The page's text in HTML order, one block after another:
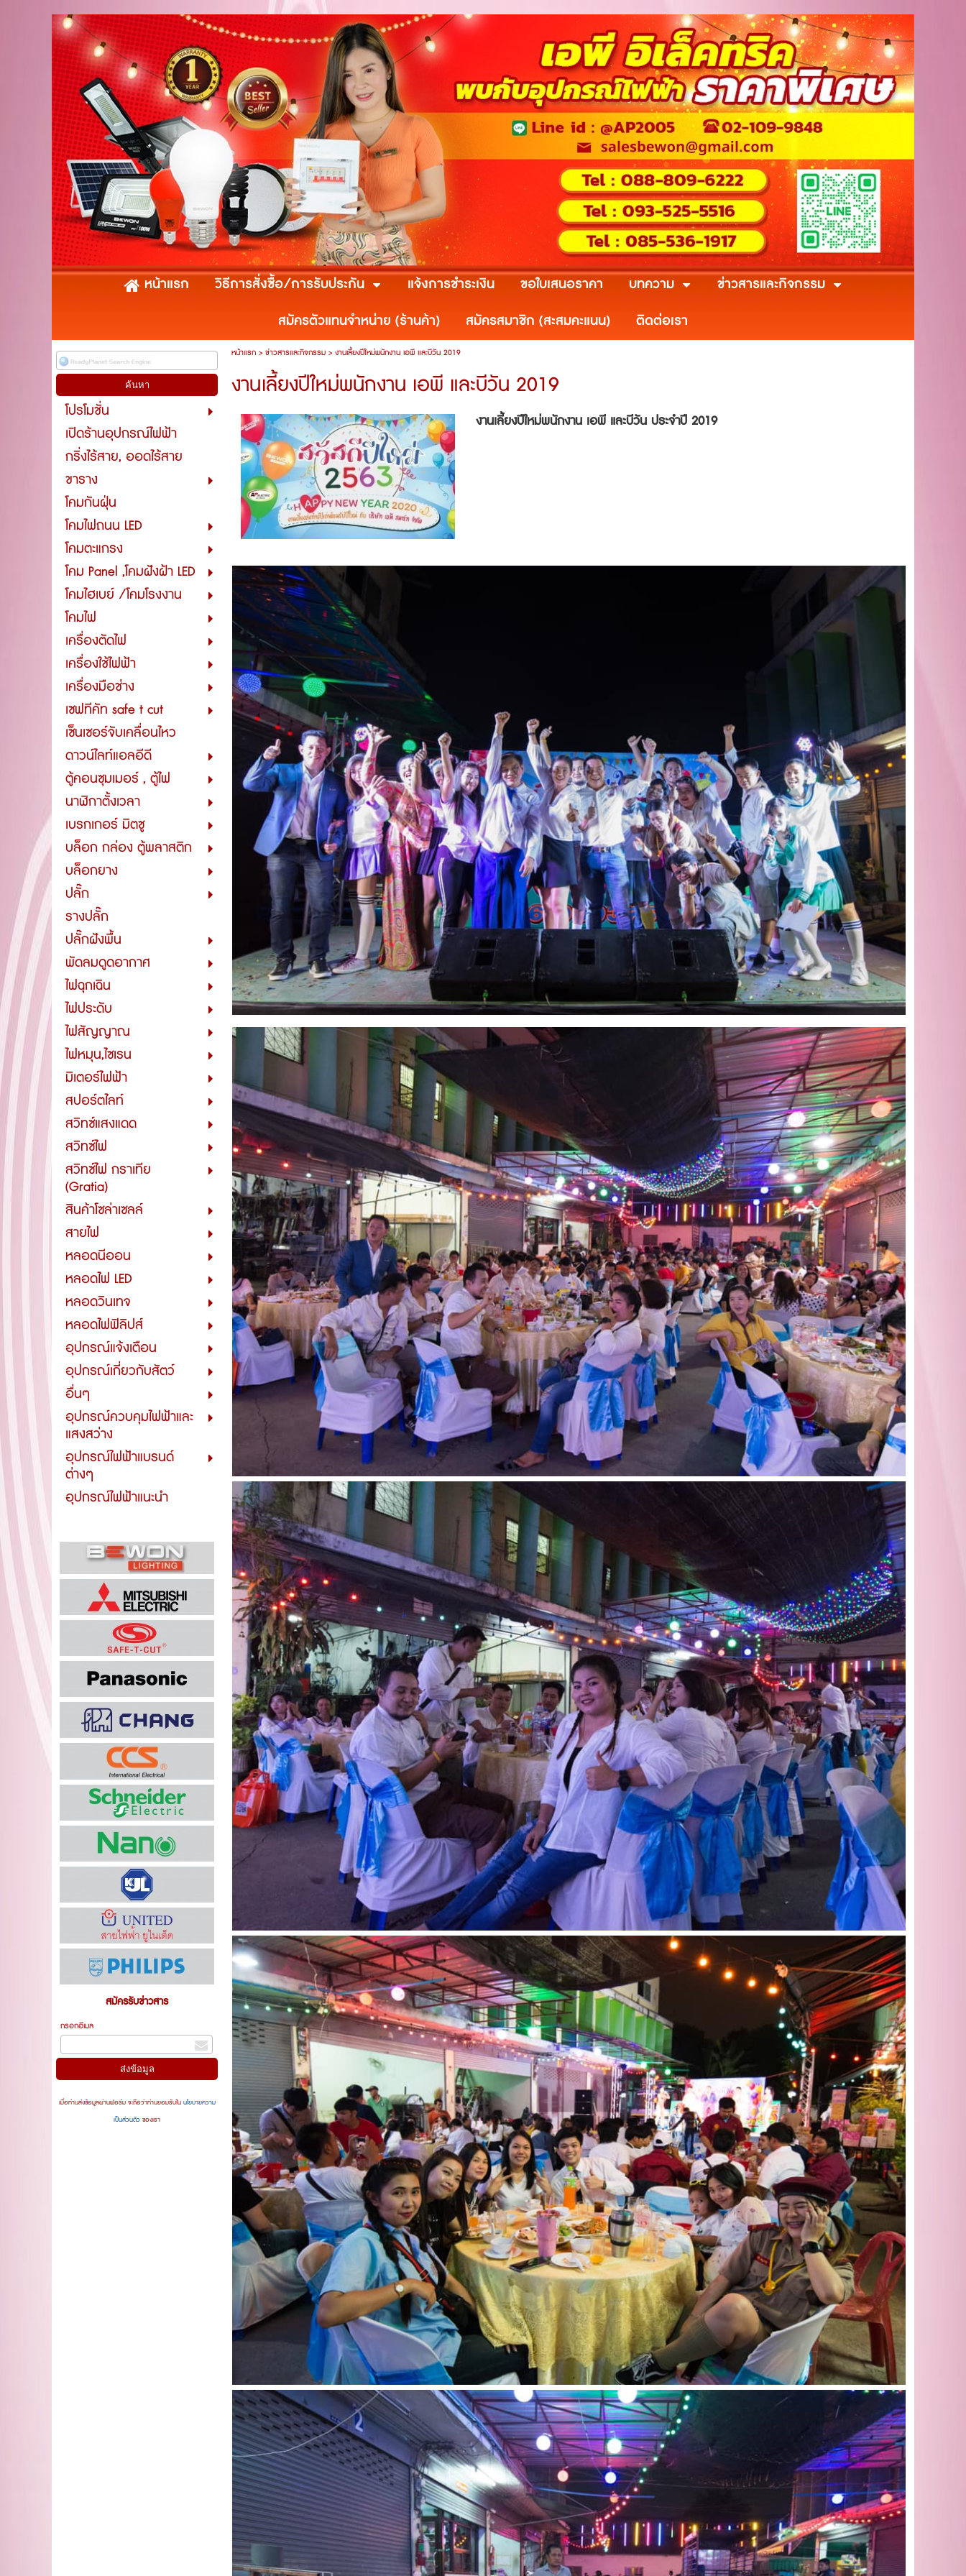
หน้าแรก วิธีการสั่งซื้อ/การรับประกัน แจ้งการชำระเงิน ขอใบเสนอราคา บทความ
ข่าวสารและกิจกรรม
สมัครตัวแทนจำหน่าย (ร้านค้า)
สมัครสมาชิก (สะสมคะแนน) ติดต่อเรา
โปรโมชั่น
เปิดร้านอุปกรณ์ไฟฟ้า
กริ่งไร้สาย, ออดไร้สาย
ขาราง
โคมกันฝุ่น
โคมไฟถนน LED
โคมตะแกรง
โคม Panel ,โคมฝังฝ้า LED
โคมไฮเบย์ /โคมโรงงาน
โคมไฟ
เครื่องตัดไฟ
เครื่องใช้ไฟฟ้า
เครื่องมือช่าง
เซฟทีคัท safe t cut
เซ็นเซอร์จับเคลื่อนไหว
ดาวน์ไลท์แอลอีดี
ตู้คอนซุมเมอร์ , ตู้ไฟ
นาฬิกาตั้งเวลา
เบรกเกอร์ มิตซู
บล็อก กล่อง ตู้พลาสติก
บล็อกยาง
ปลั๊ก
รางปลั๊ก
ปลั๊กฝังพื้น
พัดลมดูดอากาศ
ไฟฉุกเฉิน
ไฟประดับ
ไฟสัญญาณ
ไฟหมุน,ไซเรน
มิเตอร์ไฟฟ้า
สปอร์ตไลท์
สวิทซ์แสงแดด
สวิทซ์ไฟ
สวิทซ์ไฟ กราเทีย
(Gratia)
สินค้าโซล่าเซลล์
สายไฟ
หลอดนีออน
หลอดไฟ LED
หลอดวินเทจ
หลอดไฟฟิลิปส์
อุปกรณ์แจ้งเตือน
อุปกรณ์เกี่ยวกับสัตว์
อื่นๆ
อุปกรณ์ควบคุมไฟฟ้าและ
แสงสว่าง
อุปกรณ์ไฟฟ้าแบรนด์
ต่างๆ
อุปกรณ์ไฟฟ้าแนะนำ
สมัครรับข่าวสาร
กรอกอีเมล
เมื่อท่านส่งข้อมูลผ่านฟอร์ม จะถือว่าท่านยอมรับในนโยบายความ
เป็นส่วนตัวของเรา
หน้าแรก> ข่าวสารและกิจกรรม> งานเลี้ยงปีใหม่พนักงาน เอพี และบีวัน 2019
งานเลี้ยงปีใหม่พนักงาน เอพี และบีวัน 2019
งานเลี้ยงปีใหม่พนักงาน เอพี และบีวัน ประจำปี 2019